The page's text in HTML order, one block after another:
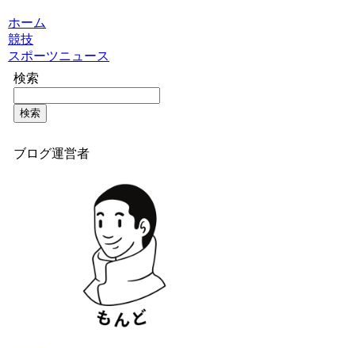
ホーム
競技
スポーツニュース
検索
検索
ブログ運営者